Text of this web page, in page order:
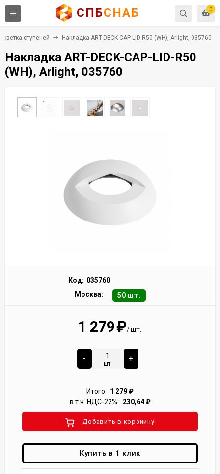
0
СПБСНАБ
ступеней Накладка ART-DECK-CAP-LID-R50 (WH), Arlight, 035760
Накладка ART-DECK-CAP-LID-R50
(WH), Arlight, 035760
Код: 035760
Москва:
50 шт.
1 279₽/ шт.
-
шт.
+
Итого: 1 279₽
в т.ч. НДС-22%:
230,64₽
Добавить в корзиину
Купить в 1 клик